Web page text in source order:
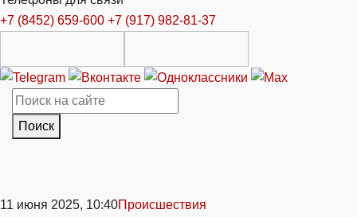
+7 (8452) 659-600 +7 (917) 982-81-37
Поиск
11 июня 2025, 10:40Происшествия